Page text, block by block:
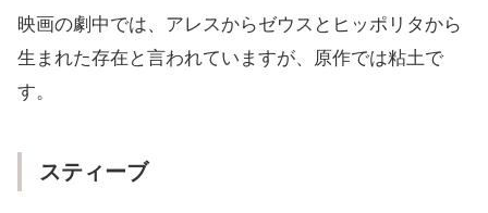
映画の劇中では、アレスからゼウスとヒッポリタから
生まれた存在と言われていますが、原作では粘土で
す。
スティーブ